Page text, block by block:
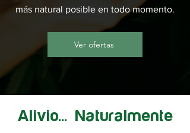
más natural posible en todo momento.
Ver ofertas
Alivio... Naturalmente